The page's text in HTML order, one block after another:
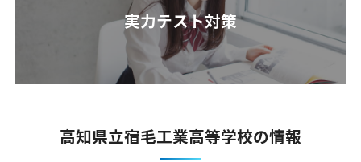
実力テスト対策
高知県立宿毛工業高等学校の情報